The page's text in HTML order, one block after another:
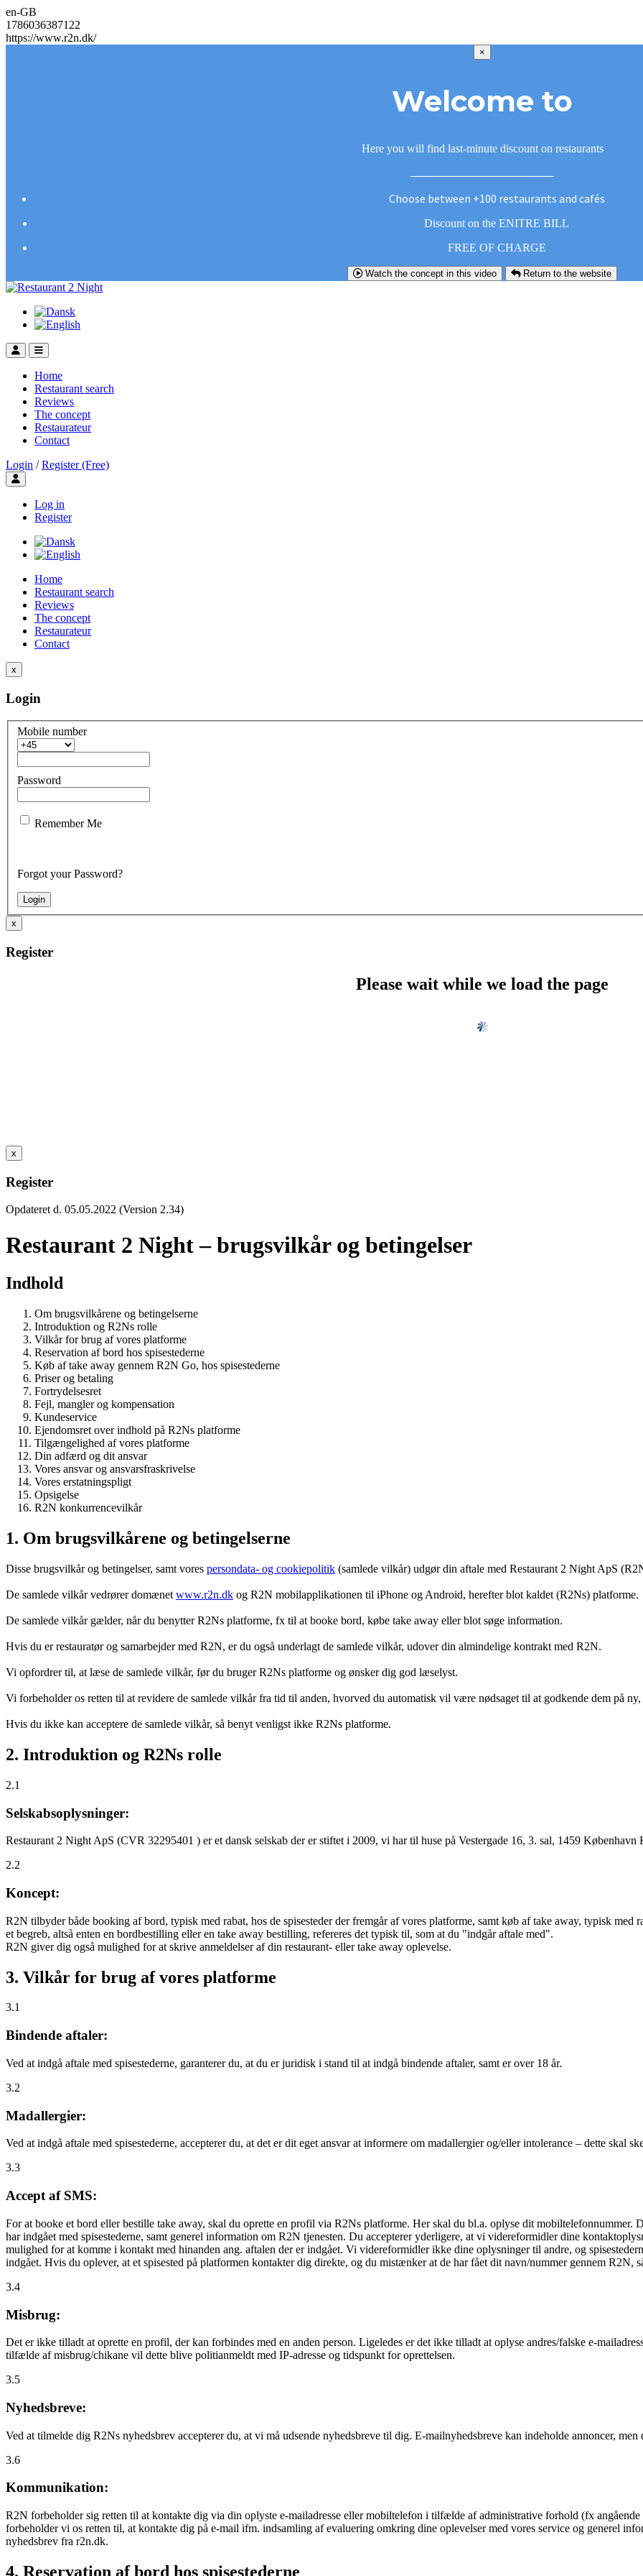
en-GB
1786036387122
https://www.r2n.dk/
×
Welcome to
Here you will find last-minute discount on restaurants
Choose between +100 restaurants and cafés
Discount on the ENITRE BILL
FREE OF CHARGE
Watch the concept in this video Return to the website
Home
Restaurant search
Reviews
The concept
Restaurateur
Contact
Login / Register (Free)
Toggle user menu
Log in
Register
Home
Restaurant search
Reviews
The concept
Restaurateur
Contact
x
Login
Mobile number
Password
Remember Me
Forgot your Password?
x
Register
Please wait while we load the page
x
Register
Opdateret d. 05.05.2022 (Version 2.34)
Restaurant 2 Night – brugsvilkår og betingelser
Indhold
Om brugsvilkårene og betingelserne
Introduktion og R2Ns rolle
Vilkår for brug af vores platforme
Reservation af bord hos spisestederne
Køb af take away gennem R2N Go, hos spisestederne
Priser og betaling
Fortrydelsesret
Fejl, mangler og kompensation
Kundeservice
Ejendomsret over indhold på R2Ns platforme
Tilgængelighed af vores platforme
Din adfærd og dit ansvar
Vores ansvar og ansvarsfraskrivelse
Vores erstatningspligt
Opsigelse
R2N konkurrencevilkår
1. Om brugsvilkårene og betingelserne
Disse brugsvilkår og betingelser, samt vores persondata- og cookiepolitik (samlede vilkår) udgør din aftale med Restaurant 2 Night ApS
De samlede vilkår vedrører domænet www.r2n.dk og R2N mobilapplikationen til iPhone og Android, herefter blot kaldet (R2Ns) platforme.
De samlede vilkår gælder, når du benytter R2Ns platforme, fx til at booke bord, købe take away eller blot søge information.
Hvis du er restauratør og samarbejder med R2N, er du også underlagt de samlede vilkår, udover din almindelige kontrakt med R2N.
Vi opfordrer til, at læse de samlede vilkår, før du bruger R2Ns platforme og ønsker dig god læselyst.
Vi forbeholder os retten til at revidere de samlede vilkår fra tid til anden, hvorved du automatisk vil være nødsaget til at godkende dem på
Hvis du ikke kan acceptere de samlede vilkår, så benyt venligst ikke R2Ns platforme.
2. Introduktion og R2Ns rolle
2.1
Selskabsoplysninger:
Restaurant 2 Night ApS (CVR 32295401 ) er et dansk selskab der er stiftet i 2009, vi har til huse på Vestergade 16, 3. sal, 1459 København
2.2
Koncept:
R2N tilbyder både booking af bord, typisk med rabat, hos de spisesteder der fremgår af vores platforme, samt køb af take away, typisk med
et begreb, altså enten en bordbestilling eller en take away bestilling, refereres det typisk til, som at du "indgår aftale med".
R2N giver dig også mulighed for at skrive anmeldelser af din restaurant- eller take away oplevelse.
3. Vilkår for brug af vores platforme
3.1
Bindende aftaler:
Ved at indgå aftale med spisestederne, garanterer du, at du er juridisk i stand til at indgå bindende aftaler, samt er over 18 år.
3.2
Madallergier:
Ved at indgå aftale med spisestederne, accepterer du, at det er dit eget ansvar at informere om madallergier og/eller intolerance – dette skal
3.3
Accept af SMS:
For at booke et bord eller bestille take away, skal du oprette en profil via R2Ns platforme. Her skal du bl.a. oplyse dit mobiltelefonnummer.
har indgået med spisestederne, samt generel information om R2N tjenesten. Du accepterer yderligere, at vi videreformidler dine
mulighed for at komme i kontakt med hinanden ang. aftalen der er indgået. Vi videreformidler ikke dine oplysninger til andre, og
indgået. Hvis du oplever, at et spisested på platformen kontakter dig direkte, og du mistænker at de har fået dit navn/nummer gennem R2N,
3.4
Misbrug:
Det er ikke tilladt at oprette en profil, der kan forbindes med en anden person. Ligeledes er det ikke tilladt at oplyse andres/falske e-
tilfælde af misbrug/chikane vil dette blive politianmeldt med IP-adresse og tidspunkt for oprettelsen.
3.5
Nyhedsbreve:
Ved at tilmelde dig R2Ns nyhedsbrev accepterer du, at vi må udsende nyhedsbreve til dig. E-mailnyhedsbreve kan indeholde annoncer,
3.6
Kommunikation:
R2N forbeholder sig retten til at kontakte dig via din oplyste e-mailadresse eller mobiltelefon i tilfælde af administrative forhold (fx
forbeholder vi os retten til, at kontakte dig på e-mail ifm. indsamling af evaluering omkring dine oplevelser med vores service og generel
nyhedsbrev fra r2n.dk.
4. Reservation af bord hos spisestederne